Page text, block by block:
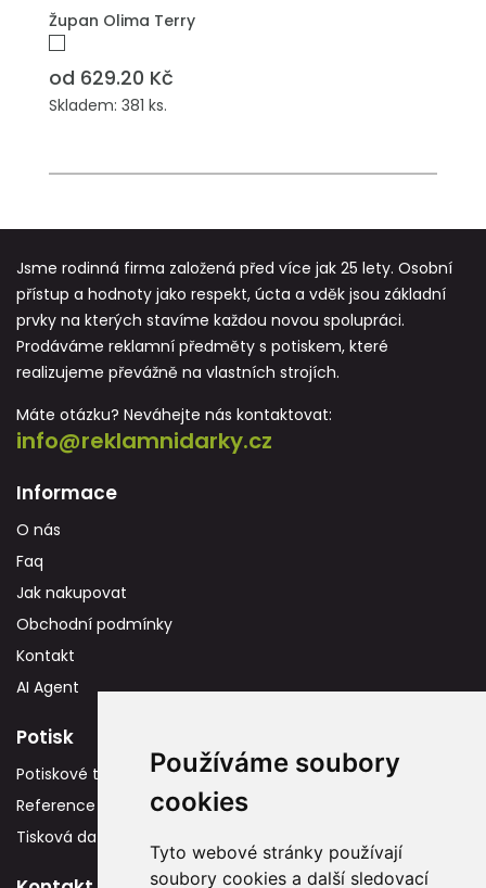
Používáme soubory
cookies
Tyto webové stránky používají
soubory cookies a další sledovací
Župan Olima Terry
od 629.20 Kč
Skladem: 381 ks.
Jsme rodinná firma založená před více jak 25 lety. Osobní
přístup a hodnoty jako respekt, úcta a vděk jsou základní
prvky na kterých stavíme každou novou spolupráci.
Prodáváme reklamní předměty s potiskem, které
realizujeme převážně na vlastních strojích.
Máte otázku? Neváhejte nás kontaktovat:
info@reklamnidarky.cz
Informace
O nás
Faq
Jak nakupovat
Obchodní podmínky
Kontakt
AI Agent
Potisk
Potiskové technologie
Reference
Tisková data